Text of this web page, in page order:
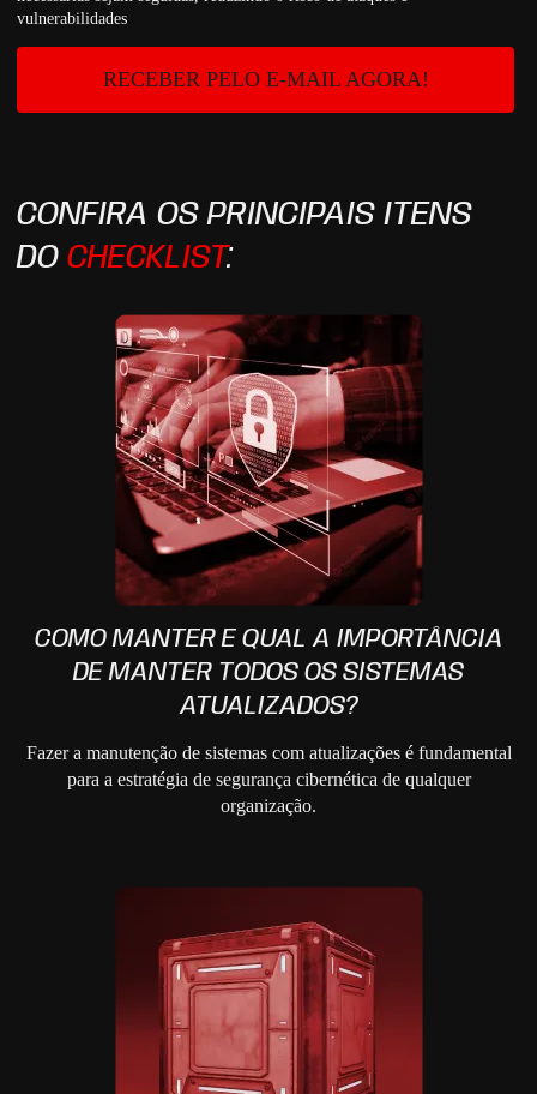
vulnerabilidades
RECEBER PELO E-MAIL AGORA!
CONFIRA OS PRINCIPAIS ITENS
DO CHECKLIST:
COMO MANTER E QUAL A IMPORTÂNCIA
DE MANTER TODOS OS SISTEMAS
ATUALIZADOS?
Fazer a manutenção de sistemas com atualizações é fundamental
para a estratégia de segurança cibernética de qualquer
organização.